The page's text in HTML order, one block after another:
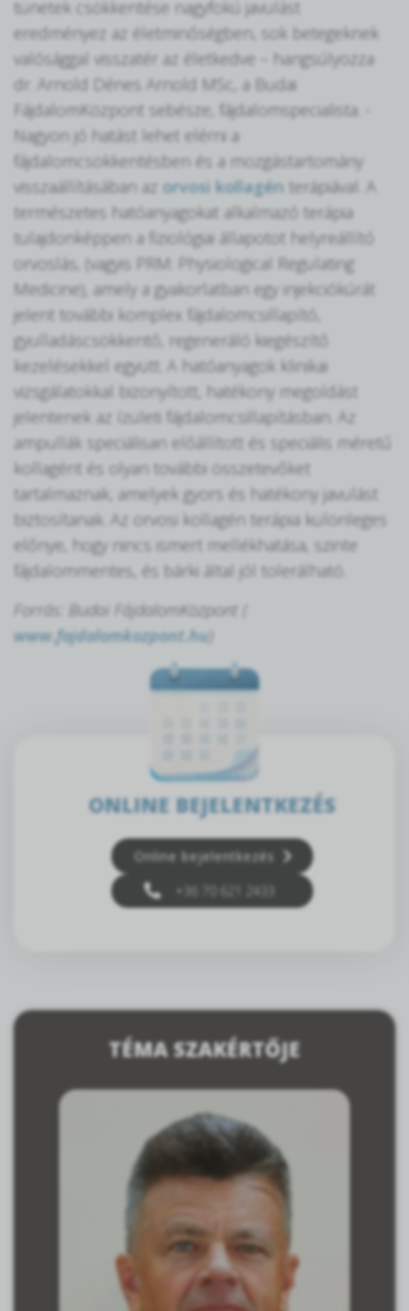
tünetek csökkentése nagyfokú javulást
eredményez az életminőségben, sok betegeknek
valósággal visszatér az életkedve – hangsúlyozza
dr. Arnold Dénes Arnold MSc, a Budai
FájdalomKözpont sebésze, fájdalomspecialista. -
Nagyon jó hatást lehet elérni a
fájdalomcsökkentésben és a mozgástartomány
visszaállításában az orvosi kollagén terápiával. A
természetes hatóanyagokat alkalmazó terápia
tulajdonképpen a fiziológiai állapotot helyreállító
orvoslás, (vagyis PRM: Physiological Regulating
Medicine), amely a gyakorlatban egy injekciókúrát
jelent további komplex fájdalomcsillapító,
gyulladáscsökkentő, regeneráló kiegészítő
kezelésekkel együtt. A hatóanyagok klinikai
vizsgálatokkal bizonyított, hatékony megoldást
jelentenek az ízületi fájdalomcsillapításban. Az
ampullák speciálisan előállított és speciális méretű
kollagént és olyan további összetevőket
tartalmaznak, amelyek gyors és hatékony javulást
biztosítanak. Az orvosi kollagén terápia különleges
előnye, hogy nincs ismert mellékhatása, szinte
fájdalommentes, és bárki által jól tolerálható.
Forrás: Budai FájdalomKözpont (
www.fajdalomkozpont.hu
ONLINE BEJELENTKEZÉS
Online bejelentkezés
+36 70 621 2433
TÉMA SZAKÉRTŐJE